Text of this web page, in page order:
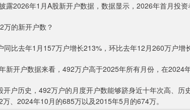
2026年1月A股新开户数据，数据显示，2026年首月投资
的新开户数？
比去年1月157万户增长213%，环比去年12月260万户增
开户数据来看，492万户高于2025年所有月份，在2024
历史，492万户的月度开户数能够跻身近十年次高、历
、2024年10月的685万以及2015年5月的674万。